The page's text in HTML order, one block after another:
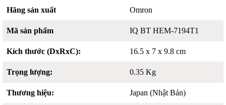
Hãng sản xuất Omron
Mã sản phẩm IQ BT HEM-7194T1
Kích thước (DxRxC): 16.5 x 7 x 9.8 cm
Trọng lượng: 0.35 Kg
Thương hiệu: Japan (Nhật Bản)